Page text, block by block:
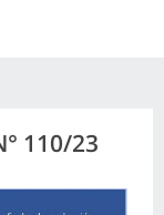
110/23